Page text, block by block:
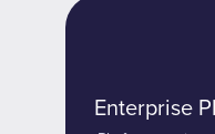
Enterprise